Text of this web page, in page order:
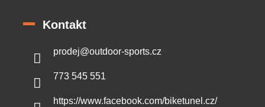
Kontakt
prodej@outdoor-sports.cz
773 545 551
https://www.facebook.com/biketunel.cz/